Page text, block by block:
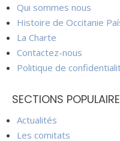
Qui sommes nous
Histoire de Occitanie
La Charte
Contactez-nous
Politique de
SECTIONS
Actualités
Les comitats